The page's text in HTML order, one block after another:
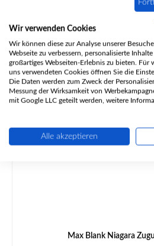
(19,11
Regulärer
76,45 €
Sofort verfügbar,
Details
Max Blank Niagara
Wir verwenden Cookies
Wir können diese zur Analyse unserer
Webseite zu verbessern, personalisierte
großartiges Webseiten-Erlebnis zu bieten. Für
uns verwendeten Cookies öffnen Sie die
Die Daten werden zum Zweck der
Messung der Wirksamkeit von
mit Google LLC geteilt werden, weitere
Alle akzeptieren